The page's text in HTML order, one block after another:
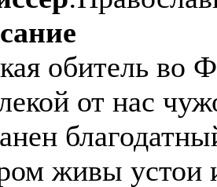
обитель во
от нас
живы устои